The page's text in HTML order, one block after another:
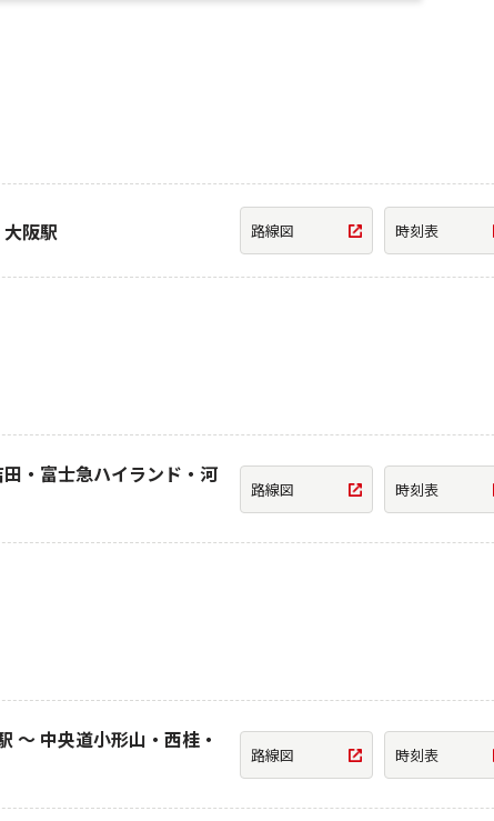
阪駅 路線図 時刻表
・富士急ハイランド・河
路線図 時刻表
～ 中央道小形山・西桂・
路線図 時刻表